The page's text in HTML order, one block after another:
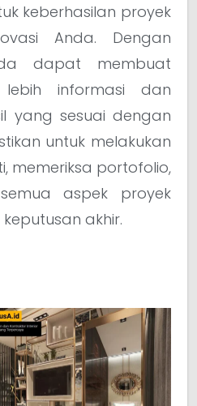
keberhasilan proyek
Anda. Dengan
dapat membuat
informasi dan
yang sesuai dengan
untuk melakukan
memeriksa portofolio,
aspek proyek
akhir.